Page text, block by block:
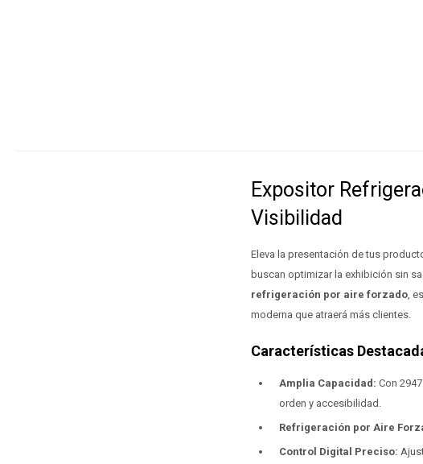
Expositor
Visibilidad
Eleva la presentación de tus
buscan optimizar la exhibición sin
refrigeración por aire forzado ,
moderna que atraerá más clientes.
Características
Amplia Capacidad: Con
orden y accesibilidad.
Refrigeración por Aire
Control Digital Preciso: